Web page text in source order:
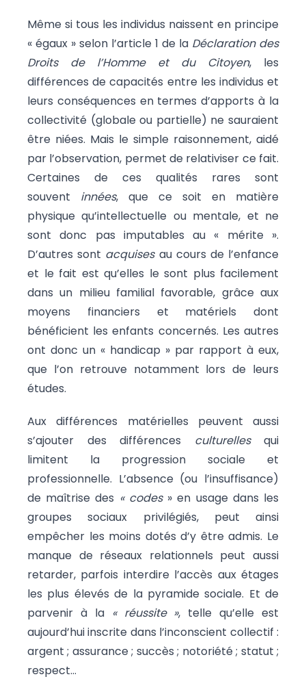
Même si tous les individus naissent en principe
« égaux » selon l’article 1 de la Déclaration des
Droits de l’Homme et du Citoyen, les
différences de capacités entre les individus et
leurs conséquences en termes d’apports à la
collectivité (globale ou partielle) ne sauraient
être niées. Mais le simple raisonnement, aidé
par l’observation, permet de relativiser ce fait.
Certaines de ces qualités rares sont
souvent innées, que ce soit en matière
physique qu’intellectuelle ou mentale, et ne
sont donc pas imputables au « mérite ».
D’autres sont acquises au cours de l’enfance
et le fait est qu’elles le sont plus facilement
dans un milieu familial favorable, grâce aux
moyens financiers et matériels dont
bénéficient les enfants concernés. Les autres
ont donc un « handicap » par rapport à eux,
que l’on retrouve notamment lors de leurs
études.
Aux différences matérielles peuvent aussi
s’ajouter des différences culturellesqui
limitent la progression sociale et
professionnelle. L’absence (ou l’insuffisance)
de maîtrise des « codes» en usage dans les
groupes sociaux privilégiés, peut ainsi
empêcher les moins dotés d’y être admis. Le
manque de réseaux relationnels peut aussi
retarder, parfois interdire l’accès aux étages
les plus élevés de la pyramide sociale. Et de
parvenir à la « réussite », telle qu’elle est
aujourd’hui inscrite dans l’inconscient collectif :
argent ; assurance ; succès ; notoriété ; statut ;
respect…